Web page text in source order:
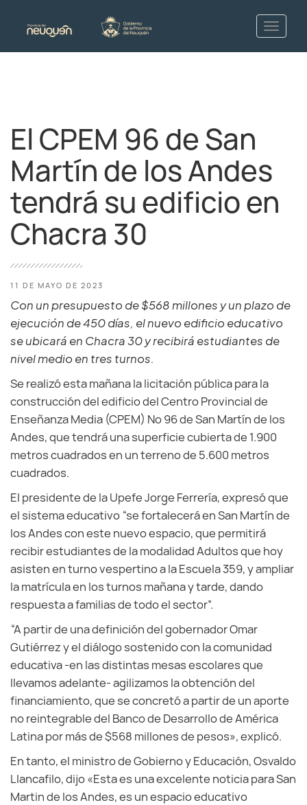
El CPEM 96 de San
Martín de los Andes
tendrá su edificio en
Chacra 30
11 DE MAYO DE 2023
Con un presupuesto de $568 millones y un plazo de
ejecución de 450 días, el nuevo edificio educativo
se ubicará en Chacra 30 y recibirá estudiantes de
nivel medio en tres turnos.
Se realizó esta mañana la licitación pública para la
construcción del edificio del Centro Provincial de
Enseñanza Media (CPEM) Nº 96 de San Martín de los
Andes, que tendrá una superficie cubierta de 1.900
metros cuadrados en un terreno de 5.600 metros
cuadrados.
El presidente de la Upefe Jorge Ferrería, expresó que
el sistema educativo “se fortalecerá en San Martín de
los Andes con este nuevo espacio, que permitirá
recibir estudiantes de la modalidad Adultos que hoy
asisten en turno vespertino a la Escuela 359, y ampliar
la matrícula en los turnos mañana y tarde, dando
respuesta a familias de todo el sector”.
“A partir de una definición del gobernador Omar
Gutiérrez y el diálogo sostenido con la comunidad
educativa -en las distintas mesas escolares que
llevamos adelante- agilizamos la obtención del
financiamiento, que se concretó a partir de un aporte
no reintegrable del Banco de Desarrollo de América
Latina por más de $568 millones de pesos», explicó.
En tanto, el ministro de Gobierno y Educación, Osvaldo
Llancafilo, dijo «Esta es una excelente noticia para San
Martin de los Andes, es un espacio educativo